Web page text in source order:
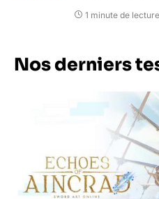
1 minute de
Nos derniers